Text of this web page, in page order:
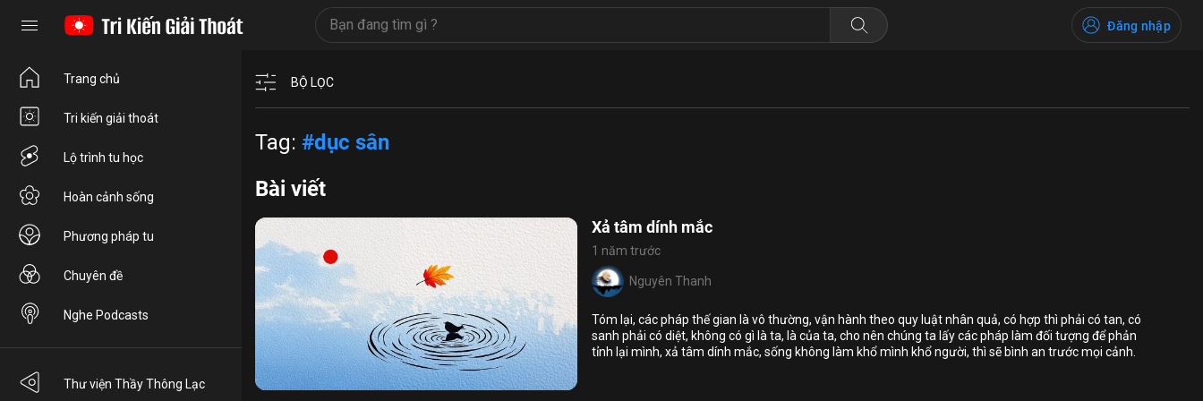
Đăng nhập
Trang chủ
Tri kiến giải thoát
Lộ trình tu học
Hoàn cảnh sống
Phương pháp tu
Chuyên đề
Nghe Podcasts
Thư viện Thầy Thông Lạc
BỘ LỌC
Tag: #dục sân
Bài viết
bất an lo lắng bâng khuâng
6 9
Xả tâm dính mắc
1 năm trước
Nguyên Thanh
Tóm lại, các pháp thế gian là vô thường, vận hành theo quy luật nhân quả, có hợp thì phải có tan, có
sanh phải có diệt, không có gì là ta, là của ta, cho nên chúng ta lấy các pháp làm đối tượng để phản
tỉnh lại mình, xả tâm dính mắc, sống không làm khổ mình khổ người, thì sẽ bình an trước mọi cảnh.
Bình luận
Họ và tên
Địa chỉ email
Địa chỉ email
Mật khẩu